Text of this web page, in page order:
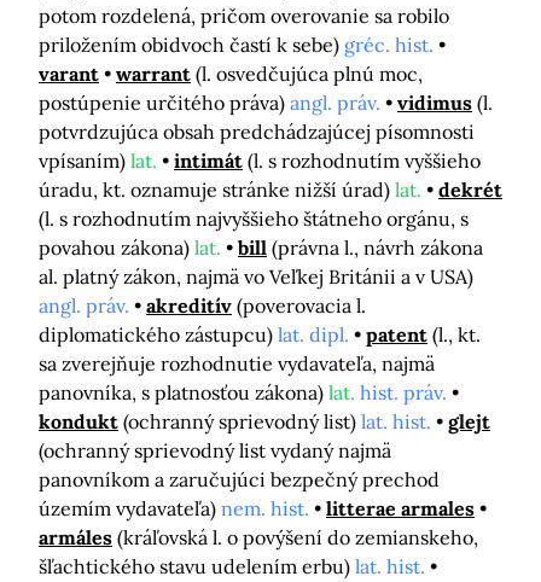
potom rozdelená, pričom overovanie sa robilo
priložením obidvoch častí k sebe) gréc. hist.
varant
warrant (l. osvedčujúca plnú moc,
postúpenie určitého práva) angl. práv. vidimus (l.
potvrdzujúca obsah predchádzajúcej písomnosti
vpísaním) lat. intimát (l. s rozhodnutím vyššieho
úradu, kt. oznamuje stránke nižší úrad) lat.
dekrét
(l. s rozhodnutím najvyššieho štátneho orgánu, s
povahou zákona) lat. bill (právna l., návrh zákona
al. platný zákon, najmä vo Veľkej Británii a v USA)
angl. práv.
akreditív (poverovacia l.
diplomatického zástupcu) lat. dipl. patent (l., kt.
sa zverejňuje rozhodnutie vydavateľa, najmä
panovníka, s platnosťou zákona) lat. hist. práv.
kondukt (ochranný sprievodný list) lat. hist.
glejt
(ochranný sprievodný list vydaný najmä
panovníkom a zaručujúci bezpečný prechod
územím vydavateľa) nem. hist.
litterae armales
armáles (kráľovská l. o povýšení do zemianskeho,
šľachtického stavu udelením erbu) lat. hist.